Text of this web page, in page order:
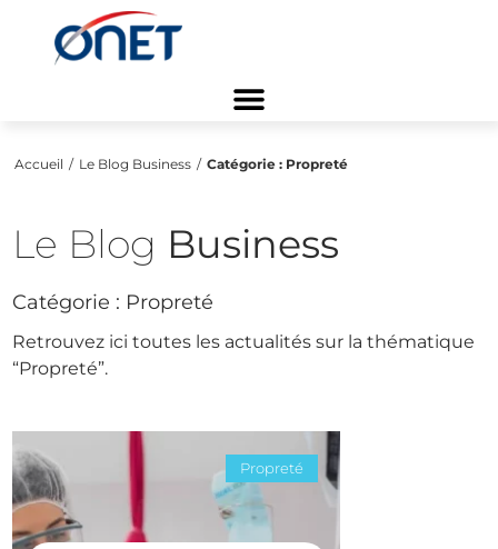
Accueil / Le Blog Business / Catégorie : Propreté
Le Blog Business
Catégorie : Propreté
Retrouvez ici toutes les actualités sur la thématique
“Propreté”.
Propreté